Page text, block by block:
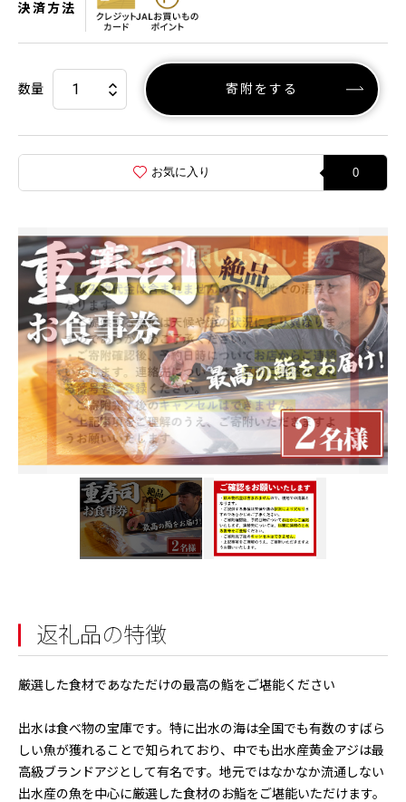
決済方法
数量 寄附をする
お気に入り 0
返礼品の特徴
厳選した食材であなただけの最高の鮨をご堪能ください
出水は食べ物の宝庫です。特に出水の海は全国でも有数のすばら
しい魚が獲れることで知られており、中でも出水産黄金アジは最
高級ブランドアジとして有名です。地元ではなかなか流通しない
出水産の魚を中心に厳選した食材のお鮨をご堪能いただけます。